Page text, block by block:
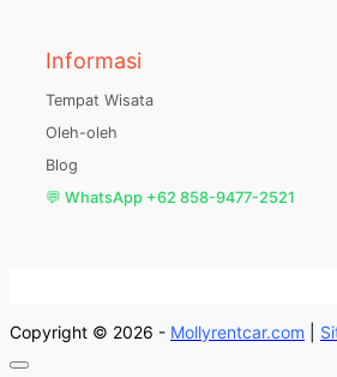
Informasi
Tempat Wisata
Oleh-oleh
Blog
💬 WhatsApp +62 858-9477-2521
Copyright © 2026 - Mollyrentcar.com